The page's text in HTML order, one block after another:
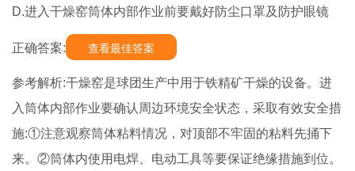
D.进入干燥窑筒体内部作业前要戴好防尘口罩及防护眼镜
正确答案: 查看最佳答案
参考解析:干燥窑是球团生产中用于铁精矿干燥的设备。进
入筒体内部作业要确认周边环境安全状态，采取有效安全措
施:①注意观察筒体粘料情况，对顶部不牢固的粘料先捅下
来。②筒体内使用电焊、电动工具等要保证绝缘措施到位。